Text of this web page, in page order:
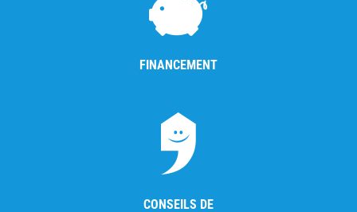
FINANCEMENT
CONSEILS DE